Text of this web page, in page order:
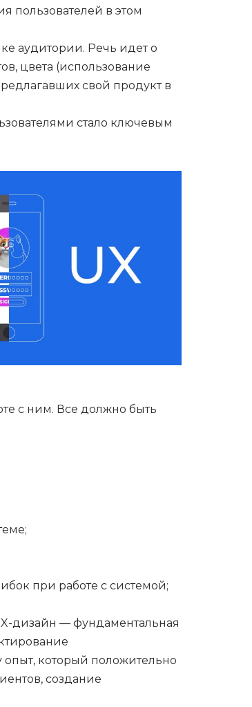
пользователей в этом
аудитории. Речь идет о
цвета (использование
свой продукт в
стало ключевым
с ним. Все должно быть
при работе с системой;
дизайн — фундаментальная
который положительно
создание